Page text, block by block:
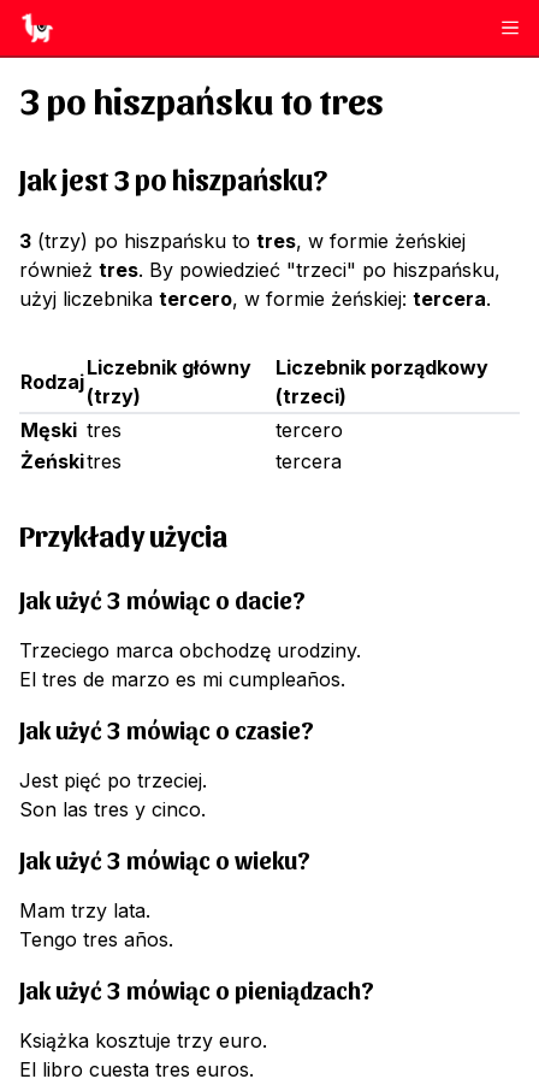
3 po hiszpańsku totres
Jak jest 3 po hiszpańsku?
3 (trzy) po hiszpańsku to tres, w formie żeńskiej
również tres. By powiedzieć "trzeci" po hiszpańsku,
użyj liczebnika tercero, w formie żeńskiej: tercera.
Rodzaj
Liczebnik główny
(trzy)
Liczebnik porządkowy
(trzeci)
Męski tres
tercero
Żeńskitres tercera
Przykłady użycia
Jak użyć 3 mówiąc o dacie?
Trzeciego marca obchodzę urodziny.
El tres de marzo es mi cumpleaños.
Jak użyć 3 mówiąc o czasie?
Jest pięć po trzeciej.
Son las tres y cinco.
Jak użyć 3 mówiąc o wieku?
Mam trzy lata.
Tengo tres años.
Jak użyć 3 mówiąc o pieniądzach?
Książka kosztuje trzy euro.
El libro cuesta tres euros.